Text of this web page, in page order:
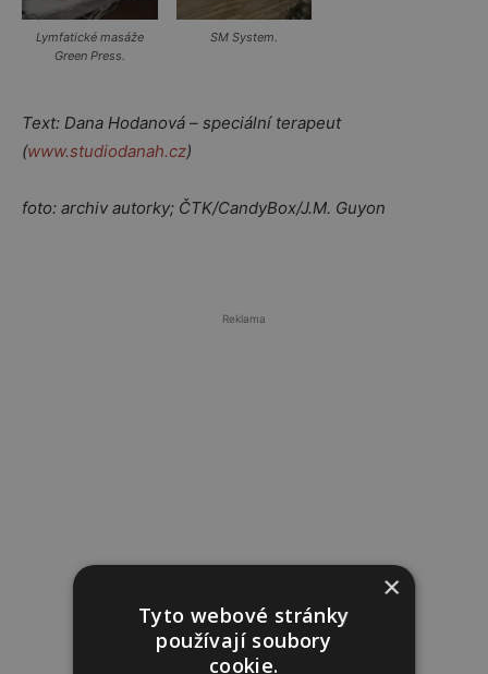
Lymfatické masáže
Green Press.
SM System.
Text: Dana Hodanová – speciální terapeut
(www.studiodanah.cz)
foto: archiv autorky; ČTK/CandyBox/J.M. Guyon
Reklama
×
Tyto webové stránky
používají soubory
cookie.